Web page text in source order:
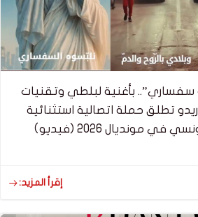
سفساري”.. بأغنية لبلطي وتقنيات
تطلق حملة اتصالية استثنائية
مونديال 2026 (فيديو)
إقرأ المزيد: